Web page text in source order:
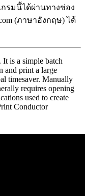
รมนี้ได้ผ่านทางช่อง
(ภาษาอังกฤษ) ได้
It is a simple batch
and print a large
timesaver. Manually
requires opening
used to create
Conductor